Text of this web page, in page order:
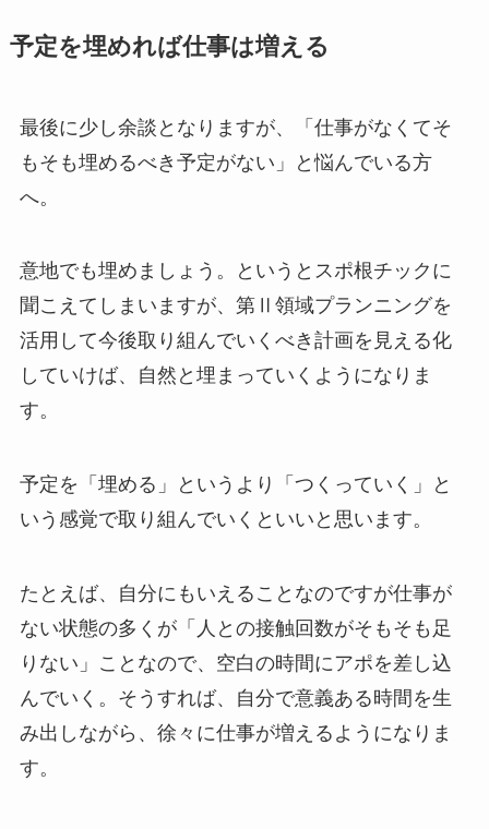
予定を埋めれば仕事は増える
最後に少し余談となりますが、「仕事がなくてそ
もそも埋めるべき予定がない」と悩んでいる方
へ。
意地でも埋めましょう。というとスポ根チックに
聞こえてしまいますが、第Ⅱ領域プランニングを
活用して今後取り組んでいくべき計画を見える化
していけば、自然と埋まっていくようになりま
す。
予定を「埋める」というより「つくっていく」と
いう感覚で取り組んでいくといいと思います。
たとえば、自分にもいえることなのですが仕事が
ない状態の多くが「人との接触回数がそもそも足
りない」ことなので、空白の時間にアポを差し込
んでいく。そうすれば、自分で意義ある時間を生
み出しながら、徐々に仕事が増えるようになりま
す。